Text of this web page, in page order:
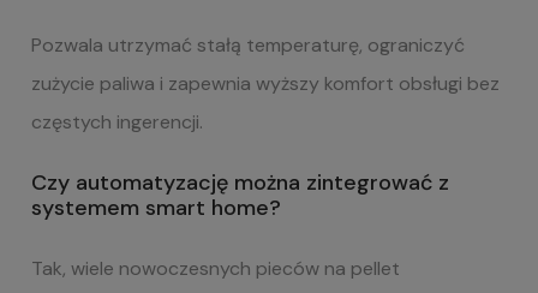
Pozwala utrzymać stałą temperaturę, ograniczyć
zużycie paliwa i zapewnia wyższy komfort obsługi bez
częstych ingerencji.
Czy automatyzację można zintegrować z
systemem smart home?
Tak, wiele nowoczesnych pieców na pellet